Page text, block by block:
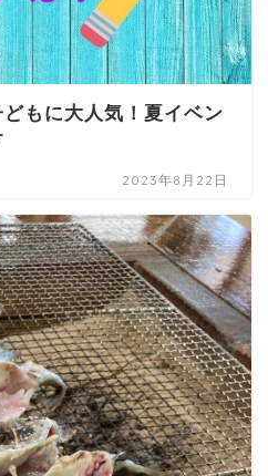
どもに大人気！夏イベン
2023年8月22日